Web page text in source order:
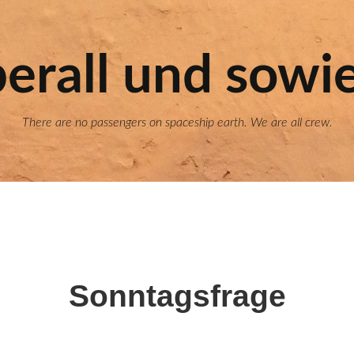
und
There are no passengers on spaceship earth. We are all crew.
Sonntagsfrage